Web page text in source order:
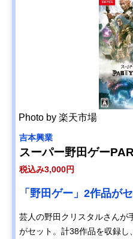
Photo by 楽天市場
吉本興業
スーパー野田ゲー
税込み3,000円
「野田ゲー」2作品が
芸人の野田クリスタルさんが
がセット。計38作品を収録し